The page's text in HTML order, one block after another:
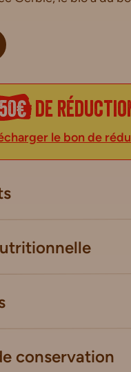
de
le bon de
conservation